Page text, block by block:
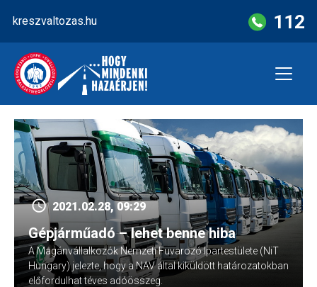
content
kreszvaltozas.hu 112
2021.02.28, 09:29
Gépjárműadó – lehet benne hiba
A Magánvállalkozók Nemzeti Fuvarozó Ipartestülete (NiT
Hungary) jelezte, hogy a NAV által kiküldött határozatokban
előfordulhat téves adóösszeg.